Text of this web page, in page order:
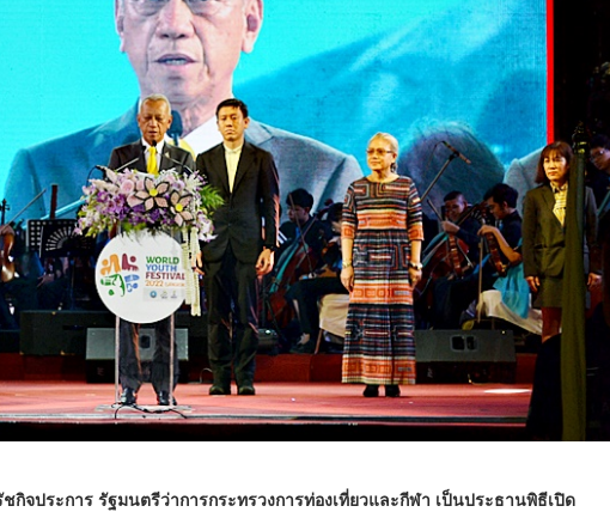
จประการ รัฐมนตรีว่าการกระทรวงการท่องเที่ยวและกีฬา เป็นประธานพิธีเปิด